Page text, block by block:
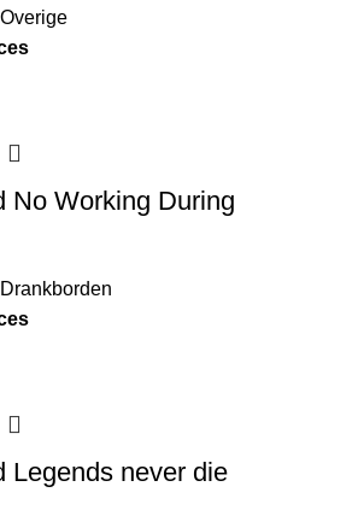
Overige
No Working During
Drankborden
Legends never die